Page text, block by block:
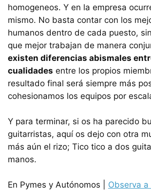
homogeneos. Y en la empresa
mismo. No basta contar con los
humanos dentro de cada puesto,
que mejor trabajan de manera
existen diferencias abismales
cualidades entre los propios
resultado final será siempre más
cohesionamos los equipos por
Y para terminar, si os ha parecido
guitarristas, aquí os dejo con otra
más aún el rizo; Tico tico a dos
manos.
En Pymes y Autónomos | Observa a